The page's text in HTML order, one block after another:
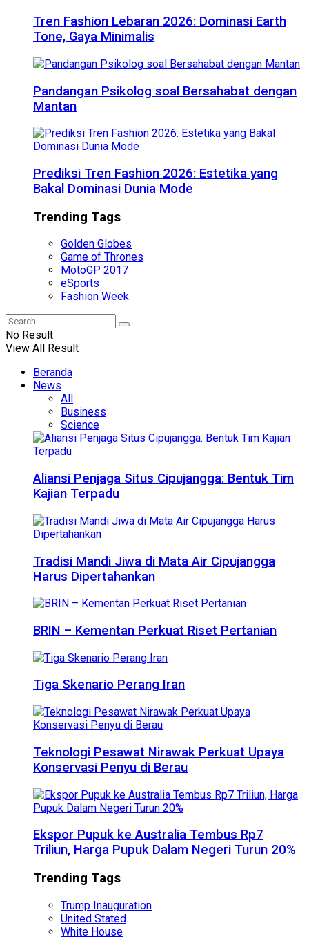
Tren Fashion Lebaran 2026: Dominasi Earth
Tone, Gaya Minimalis
Pandangan Psikolog soal Bersahabat dengan
Mantan
Prediksi Tren Fashion 2026: Estetika yang
Bakal Dominasi Dunia Mode
Trending Tags
Golden Globes
Game of Thrones
MotoGP 2017
eSports
Fashion Week
No Result
View All Result
Beranda
News
All
Business
Science
Aliansi Penjaga Situs Cipujangga: Bentuk Tim
Kajian Terpadu
Tradisi Mandi Jiwa di Mata Air Cipujangga
Harus Dipertahankan
BRIN – Kementan Perkuat Riset Pertanian
Tiga Skenario Perang Iran
Teknologi Pesawat Nirawak Perkuat Upaya
Konservasi Penyu di Berau
Ekspor Pupuk ke Australia Tembus Rp7
Triliun, Harga Pupuk Dalam Negeri Turun 20%
Trending Tags
Trump Inauguration
United Stated
White House